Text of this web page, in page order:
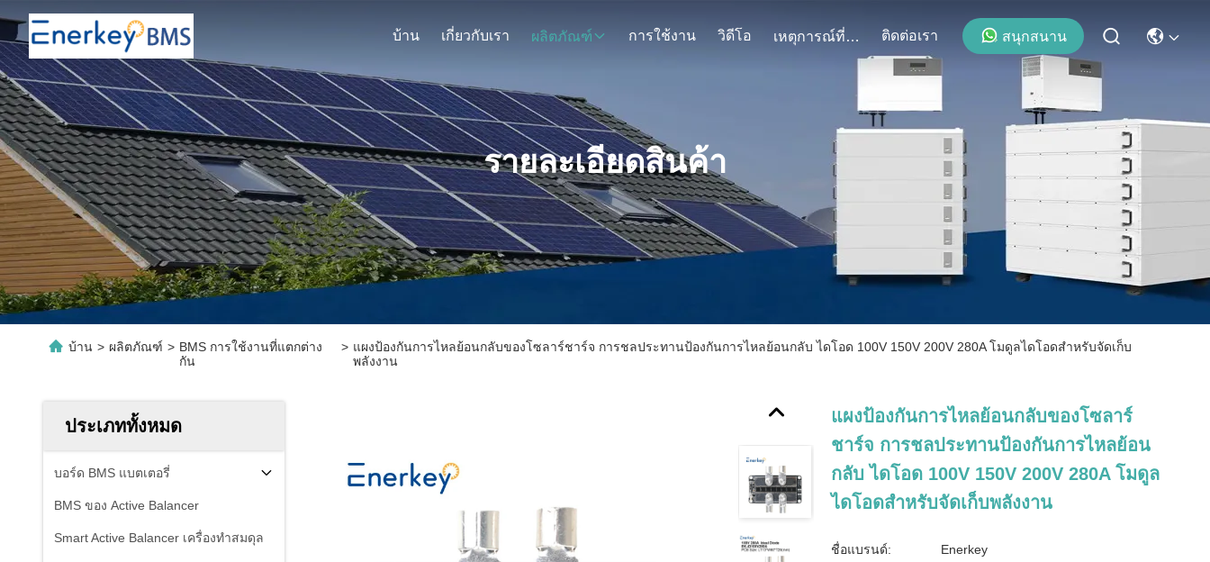
บ้าน เกี่ยวกับเรา ผลิตภัณฑ์ การใช้งาน วิดีโอ เหตุการณ์ที่เกิดขึ้น ติดต่อเรา สนุกสนาน
รายละเอียดสินค้า
บ้าน > ผลิตภัณฑ์ > BMS การใช้งานที่แตกต่าง
กัน
> แผงป้องกันการไหลย้อนกลับของโซลาร์ชาร์จ การชลประทานป้องกันการไหลย้อนกลับ ไดโอด 100V 150V 200V 280A โมดูลไดโอดสำหรับจัดเก็บ
พลังงาน
ประเภททั้งหมด
บอร์ด BMS แบตเตอรี่
BMS ของ Active Balancer
Smart Active Balancer เครื่องทําสมดุล
แผงป้องกันการไหลย้อนกลับของโซลาร์
ชาร์จ การชลประทานป้องกันการไหลย้อน
กลับ ไดโอด 100V 150V 200V 280A โมดูล
ไดโอดสำหรับจัดเก็บพลังงาน
ชื่อแบรนด์: Enerkey